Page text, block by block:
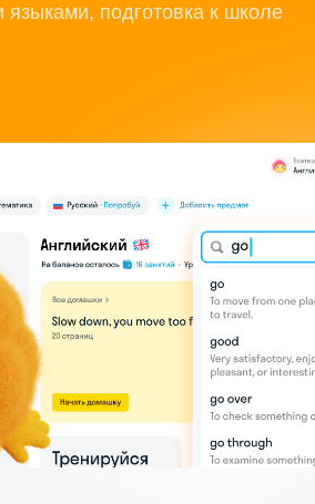
подготовка к школе